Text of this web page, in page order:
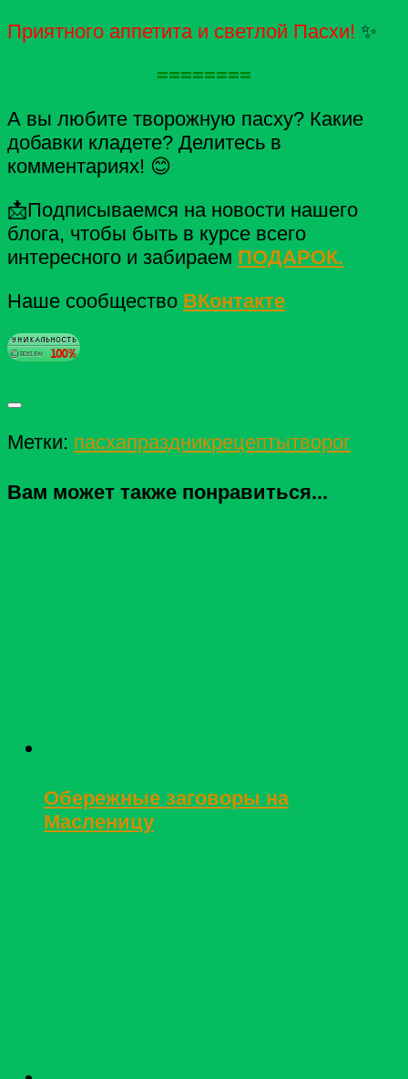
Приятного аппетита и светлой Пасхи! ✨
========
А вы любите творожную пасху? Какие
добавки кладете? Делитесь в
комментариях! 😊
📩Подписываемся на новости нашего
блога, чтобы быть в курсе всего
интересного и забираем ПОДАРОК.
Наше сообщество ВКонтакте
Метки: пасхапраздникрецептытворог
Вам может также понравиться...
Обережные заговоры на
Масленицу